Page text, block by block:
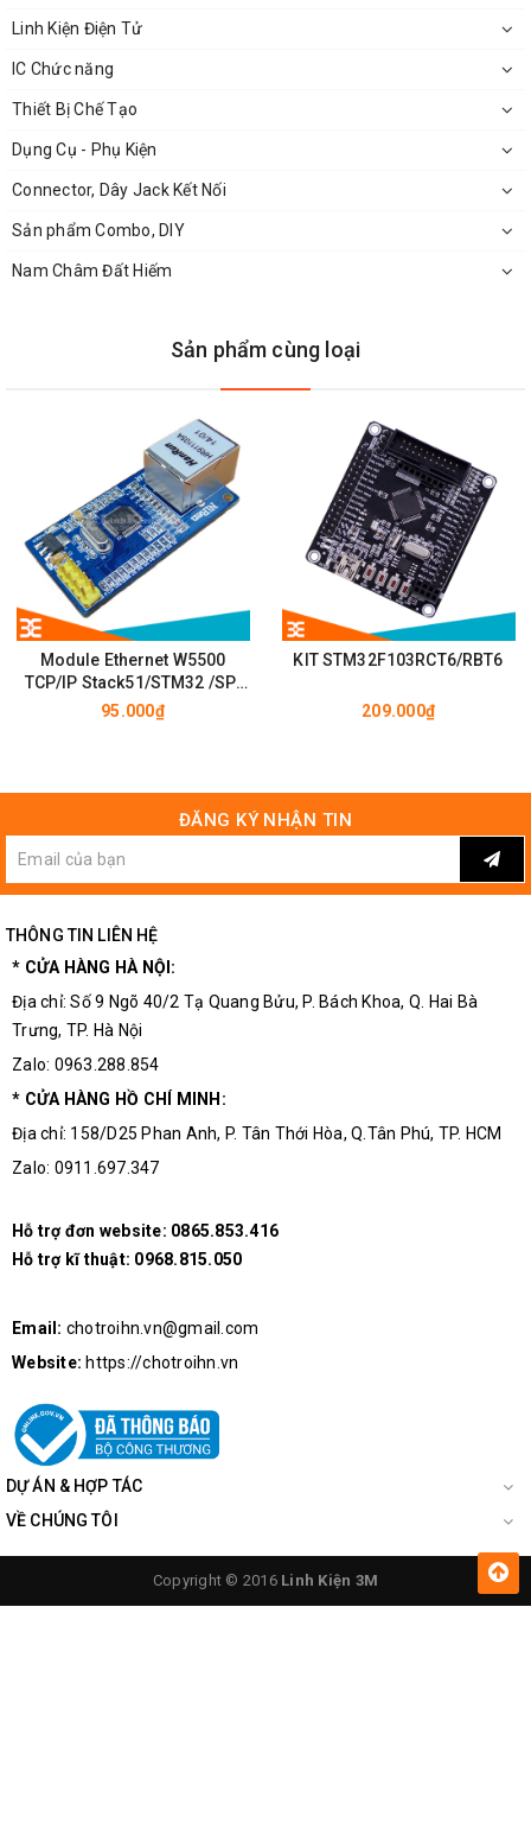
Mặt Dưới KIT STM8S103F3P6
Linh Kiện Điện Tử
IC Chức năng
Thiết Bị Chế Tạo
Dụng Cụ - Phụ Kiện
Connector, Dây Jack Kết Nối
Sản phẩm Combo, DIY
Nam Châm Đất Hiếm
Sản phẩm cùng loại
Module Ethernet W5500
TCP/IP Stack51/STM32 /SPI
Wiznet
95.000₫
KIT STM32F103RCT6/RBT6
209.000₫
ĐĂNG KÝ NHẬN TIN
THÔNG TIN LIÊN HỆ
* CỬA HÀNG HÀ NỘI:
Địa chỉ: Số 9 Ngõ 40/2 Tạ Quang Bửu, P. Bách Khoa, Q. Hai Bà
Trưng, TP. Hà Nội
Zalo: 0963.288.854
* CỬA HÀNG HỒ CHÍ MINH:
Địa chỉ: 158/D25 Phan Anh, P. Tân Thới Hòa, Q.Tân Phú, TP. HCM
Zalo: 0911.697.347
Hỗ trợ đơn website: 0865.853.416
Hỗ trợ kĩ thuật: 0968.815.050
Email: chotroihn.vn@gmail.com
Website: https://chotroihn.vn
DỰ ÁN & HỢP TÁC
VỀ CHÚNG TÔI
Copyright © 2016 Linh Kiện 3M